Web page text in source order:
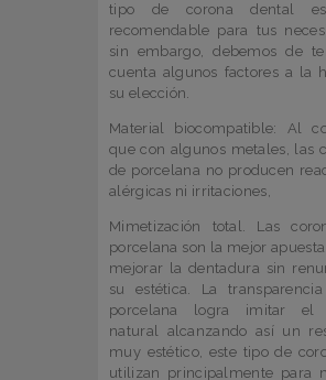
tipo de corona dental
recomendable para tus
sin embargo, debemos de
cuenta algunos factores a la
su elección.
Material biocompatible: Al
que con algunos metales, las
de porcelana no producen
alérgicas ni irritaciones,
Mimetización total. Las
porcelana son la mejor
mejorar la dentadura sin
su estética. La
porcelana logra imitar el
natural alcanzando así un
muy estético, este tipo de
utilizan principalmente para